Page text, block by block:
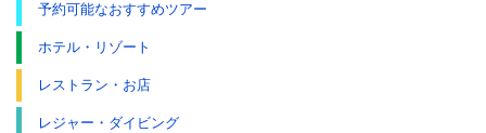
予約可能なおすすめツアー
ホテル・リゾート
レストラン・お店
レジャー・ダイビング